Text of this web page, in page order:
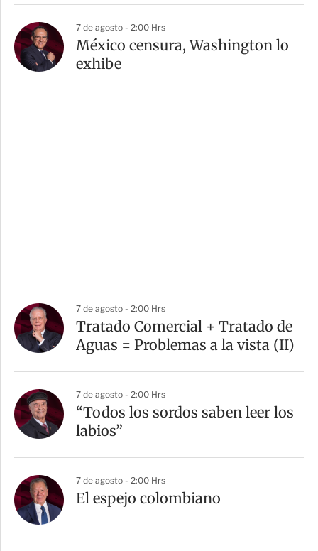
7 de agosto - 2:00 Hrs
México censura, Washington lo
exhibe
7 de agosto - 2:00 Hrs
Tratado Comercial + Tratado de
Aguas = Problemas a la vista (II)
7 de agosto - 2:00 Hrs
“Todos los sordos saben leer los
labios”
7 de agosto - 2:00 Hrs
El espejo colombiano